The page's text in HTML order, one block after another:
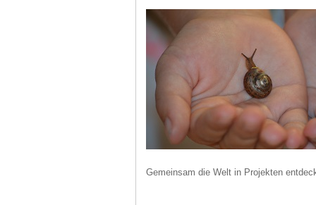
Gemeinsam die Welt in Projekten